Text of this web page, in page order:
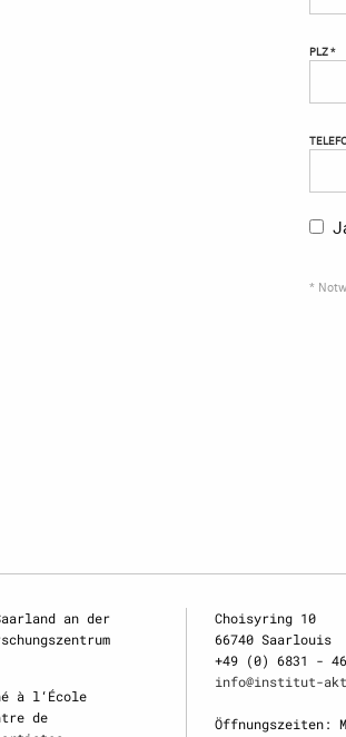
PLZ *
*
an der
à l‘École
de
Choisyring 10
66740 Saarlouis
+49 (0) 6831 -
info@institut-
Öffnungszeiten: